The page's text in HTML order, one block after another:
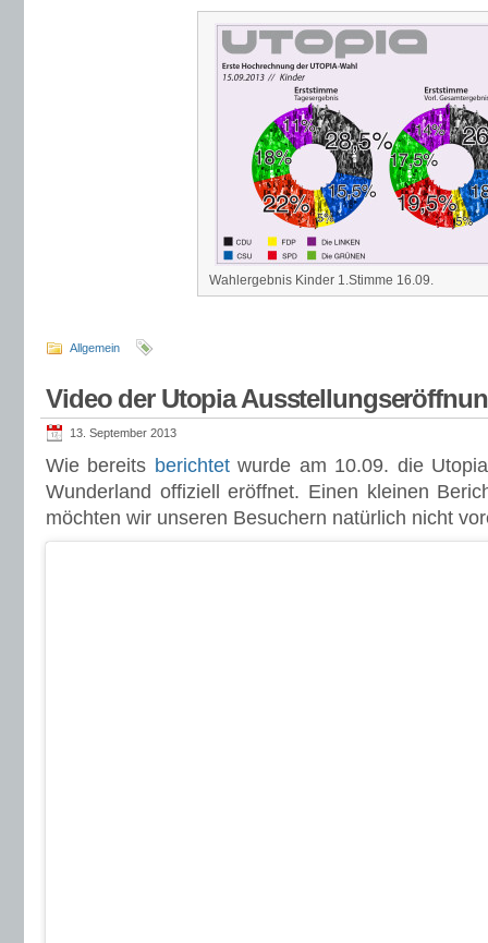
Wahlergebnis Kinder 1.Stimme 16.09.
Allgemein
Video der Utopia
13. September 2013
Wie bereits berichtetwurde am 10.09. die
Wunderland offiziell eröffnet. Einen kleinen
möchten wir unseren Besuchern natürlich nicht